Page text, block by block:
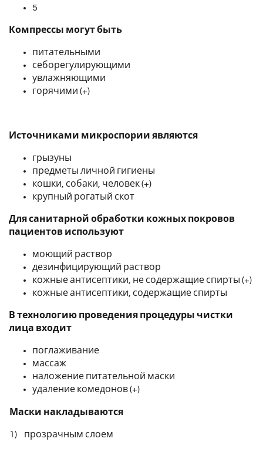
5
Компрессы могут быть
питательными
себорегулирующими
увлажняющими
горячими (+)
Источниками микроспории являются
грызуны
предметы личной гигиены
кошки, собаки, человек (+)
крупный рогатый скот
Для санитарной обработки кожных покровов
пациентов используют
моющий раствор
дезинфицирующий раствор
кожные антисептики, не содержащие спирты (+)
кожные антисептики, содержащие спирты
В технологию проведения процедуры чистки
лица входит
поглаживание
массаж
наложение питательной маски
удаление комедонов (+)
Маски накладываются
1) прозрачным слоем